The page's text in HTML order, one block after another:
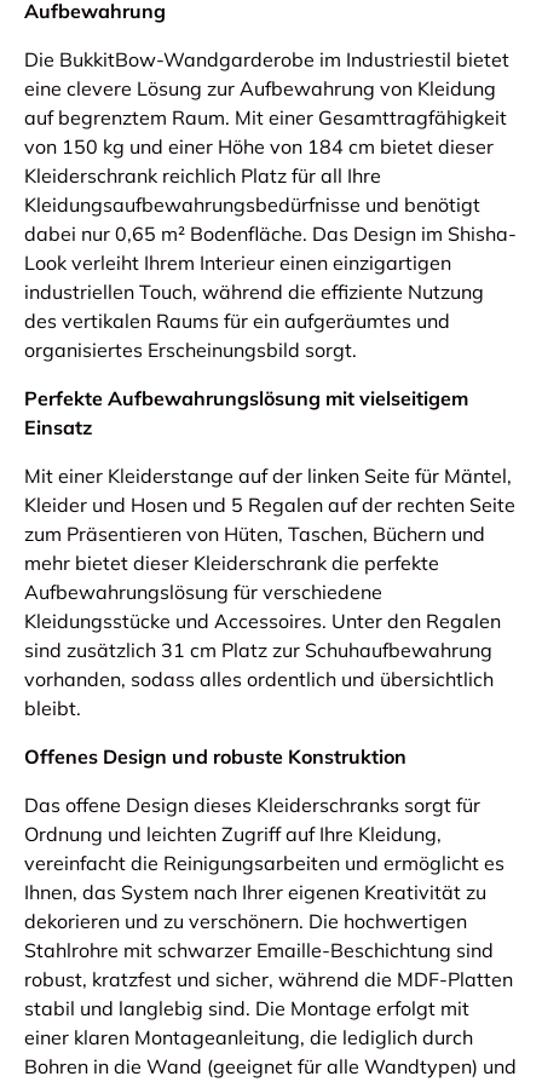
Aufbewahrung
Die BukkitBow-Wandgarderobe im Industriestil bietet
eine clevere Lösung zur Aufbewahrung von Kleidung
auf begrenztem Raum. Mit einer Gesamttragfähigkeit
von 150 kg und einer Höhe von 184 cm bietet dieser
Kleiderschrank reichlich Platz für all Ihre
Kleidungsaufbewahrungsbedürfnisse und benötigt
dabei nur 0,65 m² Bodenfläche. Das Design im Shisha-
Look verleiht Ihrem Interieur einen einzigartigen
industriellen Touch, während die effiziente Nutzung
des vertikalen Raums für ein aufgeräumtes und
organisiertes Erscheinungsbild sorgt.
Perfekte Aufbewahrungslösung mit vielseitigem
Einsatz
Mit einer Kleiderstange auf der linken Seite für Mäntel,
Kleider und Hosen und 5 Regalen auf der rechten Seite
zum Präsentieren von Hüten, Taschen, Büchern und
mehr bietet dieser Kleiderschrank die perfekte
Aufbewahrungslösung für verschiedene
Kleidungsstücke und Accessoires. Unter den Regalen
sind zusätzlich 31 cm Platz zur Schuhaufbewahrung
vorhanden, sodass alles ordentlich und übersichtlich
bleibt.
Offenes Design und robuste Konstruktion
Das offene Design dieses Kleiderschranks sorgt für
Ordnung und leichten Zugriff auf Ihre Kleidung,
vereinfacht die Reinigungsarbeiten und ermöglicht es
Ihnen, das System nach Ihrer eigenen Kreativität zu
dekorieren und zu verschönern. Die hochwertigen
Stahlrohre mit schwarzer Emaille-Beschichtung sind
robust, kratzfest und sicher, während die MDF-Platten
stabil und langlebig sind. Die Montage erfolgt mit
einer klaren Montageanleitung, die lediglich durch
Bohren in die Wand (geeignet für alle Wandtypen) und